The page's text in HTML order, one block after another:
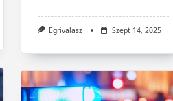
Egrivalasz Szept 14, 2025